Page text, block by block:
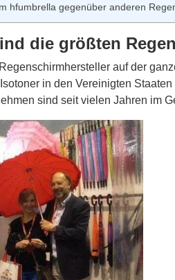
hfumbrella gegenüber anderen
die größten
auf der
in den Vereinigten
sind seit vielen Jahren im